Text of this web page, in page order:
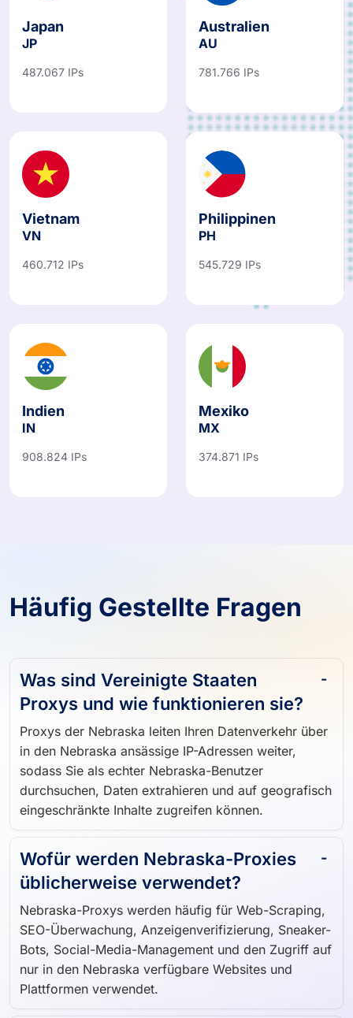
Japan
JP
487.067 IPs
Australien
AU
781.766 IPs
Vietnam
VN
460.712 IPs
Philippinen
PH
545.729 IPs
Indien
IN
908.824 IPs
Mexiko
MX
374.871 IPs
Häufig Gestellte Fragen
Was sind Vereinigte Staaten
Proxys und wie funktionieren sie?
Proxys der Nebraska leiten Ihren Datenverkehr über
in den Nebraska ansässige IP-Adressen weiter,
sodass Sie als echter Nebraska-Benutzer
durchsuchen, Daten extrahieren und auf geografisch
eingeschränkte Inhalte zugreifen können.
Wofür werden Nebraska-Proxies
üblicherweise verwendet?
Nebraska-Proxys werden häufig für Web-Scraping,
SEO-Überwachung, Anzeigenverifizierung, Sneaker-
Bots, Social-Media-Management und den Zugriff auf
nur in den Nebraska verfügbare Websites und
Plattformen verwendet.